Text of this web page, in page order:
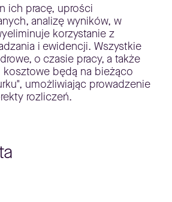
ich pracę, uprości
analizę wyników, w
korzystanie z
i ewidencji. Wszystkie
o czasie pracy, a także
kosztowe będą na bieżąco
umożliwiając prowadzenie
rozliczeń.